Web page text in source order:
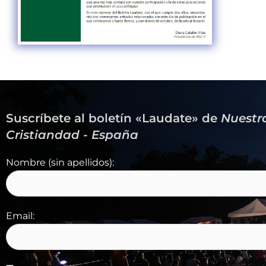
Suscríbete al boletín «Laudate» de
Cristiandad - España
Nombre (sin apellidos):
Email: